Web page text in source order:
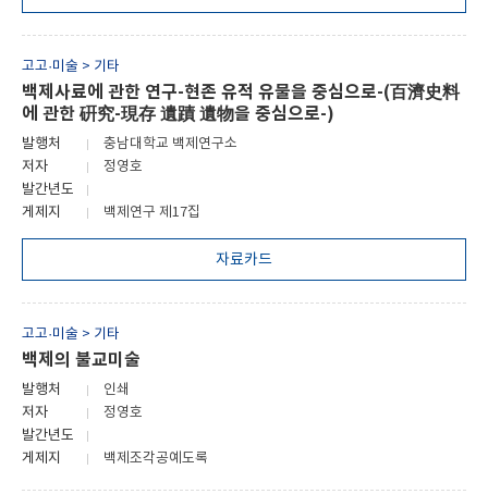
고고·미술 > 기타
백제사료에 관한 연구-현존 유적 유물을 중심으로-(百濟史料
에 관한 硏究-現存 遺蹟 遺物을 중심으로-)
발행처
충남대학교 백제연구소
저자
정영호
발간년도
게제지
백제연구 제17집
자료카드
고고·미술 > 기타
백제의 불교미술
발행처
인쇄
저자
정영호
발간년도
게제지
백제조각공예도록